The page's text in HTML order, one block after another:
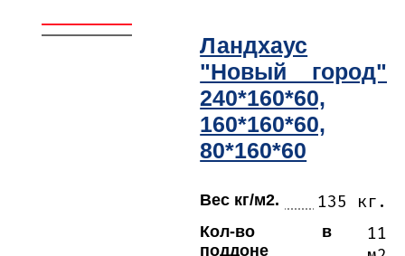
Ландхаус
"Новый город"
240*160*60,
160*160*60,
80*160*60
Вес кг/м2. 135 кг.
Кол-во в
поддоне
11